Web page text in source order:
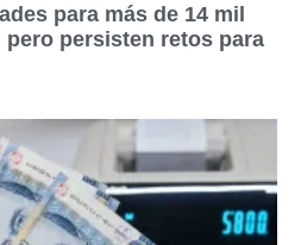
para más de 14 mil
persisten retos para